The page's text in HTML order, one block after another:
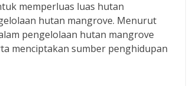
memperluas luas hutan
hutan mangrove. Menurut
pengelolaan hutan mangrove
menciptakan sumber penghidupan